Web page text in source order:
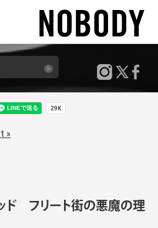
»
ッド フリート街の悪魔の理